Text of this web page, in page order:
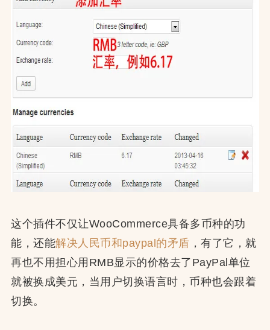
这个插件不仅让WooCommerce具备多币种的功
能，还能解决人民币和paypal的矛盾 ，有了它，就
再也不用担心用RMB显示的价格去了PayPal单位
就被换成美元，当用户切换语言时，币种也会跟着
切换。